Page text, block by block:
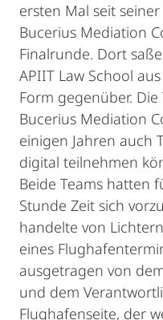
ersten Mal seit
Bucerius Mediation
Finalrunde. Dort
APIIT Law School
Form gegenüber.
Bucerius Mediation
einigen Jahren auch
digital teilnehmen
Beide Teams hatten
Stunde Zeit sich
handelte von
eines
ausgetragen von
und dem
Flughafenseite, der